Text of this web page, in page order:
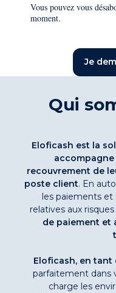
Vous pouvez vous
moment.
Je
Qui
Eloficash est la
recouvrement de
poste client. En
les paiements et
relatives aux
de paiement et
Eloficash, en tant
parfaitement dans
charge les